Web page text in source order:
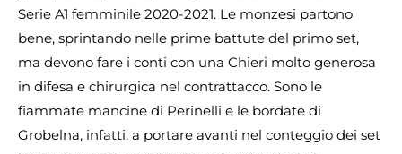
Serie A1 femminile 2020-2021. Le monzesi partono
bene, sprintando nelle prime battute del primo set,
ma devono fare i conti con una Chieri molto generosa
in difesa e chirurgica nel contrattacco. Sono le
fiammate mancine di Perinelli e le bordate di
Grobelna, infatti, a portare avanti nel conteggio dei set